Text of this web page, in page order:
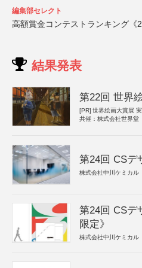
編集部セレクト
高額賞金コンテストランキング《
結果発表
第22回 世界
[PR] 世界絵画大賞展
共催：株式会社世界堂
第24回 CSデ
株式会社中川ケミカル
第24回 CSデ
限定》
株式会社中川ケミカル